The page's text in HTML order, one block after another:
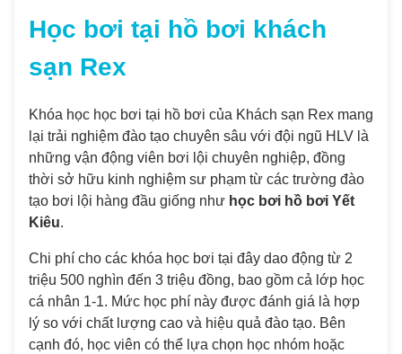
Học bơi tại hồ bơi khách
sạn Rex
Khóa học học bơi tại hồ bơi của Khách sạn Rex mang
lại trải nghiệm đào tạo chuyên sâu với đội ngũ HLV là
những vận động viên bơi lội chuyên nghiệp, đồng
thời sở hữu kinh nghiệm sư phạm từ các trường đào
tạo bơi lội hàng đầu giống như học bơi hồ bơi Yết
Kiêu.
Chi phí cho các khóa học bơi tại đây dao động từ 2
triệu 500 nghìn đến 3 triệu đồng, bao gồm cả lớp học
cá nhân 1-1. Mức học phí này được đánh giá là hợp
lý so với chất lượng cao và hiệu quả đào tạo. Bên
cạnh đó, học viên có thể lựa chọn học nhóm hoặc